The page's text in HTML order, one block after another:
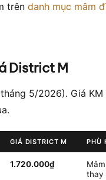
trên danh mục mâm
District M
5/2026). Giá
GIÁ DISTRICT M PHÙ
1.720.000₫
thay